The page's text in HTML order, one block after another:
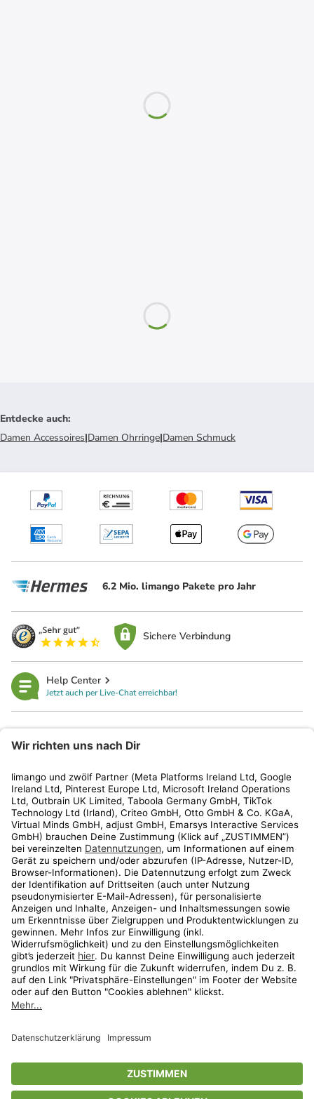
Entdecke auch:
Damen Accessoires|Damen Ohrringe|Damen Schmuck
6.2 Mio. limango Pakete pro Jahr
Sichere Verbindung
Help Center
Jetzt auch per Live-Chat erreichbar!
Kundenservice
Shop
Aktionen
Travel
* Streichpreise entsprechen der unverbindlichen Preisempfehlung des